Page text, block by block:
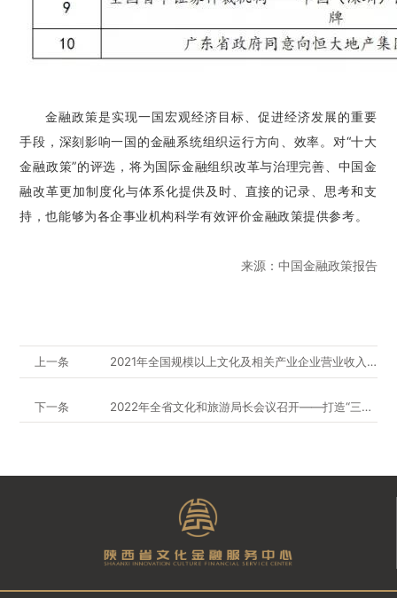
金融政策是实现一国宏观经济目标、促进经济发展的重要
手段，深刻影响一国的金融系统组织运行方向、效率。对“十大
金融政策”的评选，将为国际金融组织改革与治理完善、中国金
融改革更加制度化与体系化提供及时、直接的记录、思考和支
持，也能够为各企事业机构科学有效评价金融政策提供参考。
来源：中国金融政策报告
上一条 2021年全国规模以上文化及相关产业企业营业收入数据出炉
下一条 2022年全省文化和旅游局长会议召开——打造“三链”构建“六大体系” 推动陕西文化和旅游高质量发展